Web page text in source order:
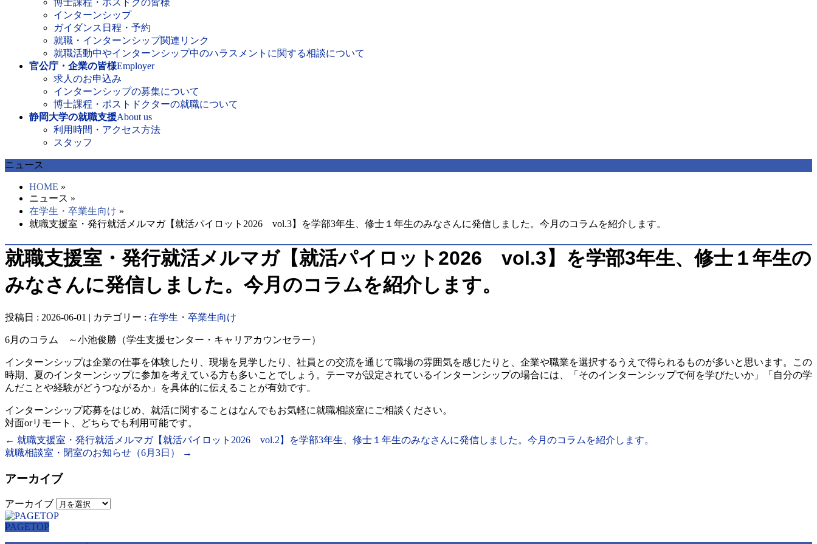
博士課程・ポスドクの皆様
インターンシップ
ガイダンス日程・予約
就職・インターンシップ関連リンク
就職活動中やインターンシップ中のハラスメントに関する相談について
官公庁・企業の皆様Employer
求人のお申込み
インターンシップの募集について
博士課程・ポストドクターの就職について
静岡大学の就職支援About us
利用時間・アクセス方法
スタッフ
ニュース
HOME »
ニュース »
在学生・卒業生向け »
就職支援室・発行就活メルマガ【就活パイロット2026 vol.3】を学部3年生、修士１年生のみなさんに発信しました。今月のコラムを紹介します。
就職支援室・発行就活メルマガ【就活パイロット2026 vol.3】を学部3年生、修士１年生の
みなさんに発信しました。今月のコラムを紹介します。
投稿日 : 2026-06-01 | カテゴリー : 在学生・卒業生向け
6月のコラム ～小池俊勝（学生支援センター・キャリアカウンセラー）
インターンシップは企業の仕事を体験したり、現場を見学したり、社員との交流を通じて職場の雰囲気を感じたりと、企業や職業を選択するうえで得られるものが多いと思います。この
時期、夏のインターンシップに参加を考えている方も多いことでしょう。テーマが設定されているインターンシップの場合には、「そのインターンシップで何を学びたいか」「自分の学
んだことや経験がどうつながるか」を具体的に伝えることが有効です。
インターンシップ応募をはじめ、就活に関することはなんでもお気軽に就職相談室にご相談ください。
対面orリモート、どちらでも利用可能です。
← 就職支援室・発行就活メルマガ【就活パイロット2026 vol.2】を学部3年生、修士１年生のみなさんに発信しました。今月のコラムを紹介します。
就職相談室・閉室のお知らせ（6月3日）
→
アーカイブ
アーカイブ
PAGETOP